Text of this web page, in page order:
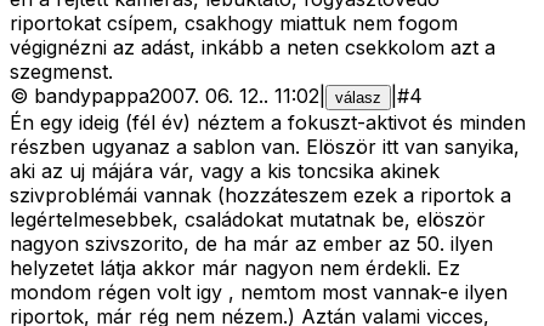
riportokat csípem, csakhogy miattuk nem fogom
végignézni az adást, inkább a neten csekkolom azt a
szegmenst.
© bandypappa2007. 06. 12.. 11:02 válasz #4
Én egy ideig (fél év) néztem a fokuszt-aktivot és minden
részben ugyanaz a sablon van. Elöször itt van sanyika,
aki az uj májára vár, vagy a kis toncsika akinek
szivproblémái vannak (hozzáteszem ezek a riportok a
legértelmesebbek, családokat mutatnak be, elöször
nagyon szivszorito, de ha már az ember az 50. ilyen
helyzetet látja akkor már nagyon nem érdekli. Ez
mondom régen volt igy , nemtom most vannak-e ilyen
riportok, már rég nem nézem.) Aztán valami vicces,